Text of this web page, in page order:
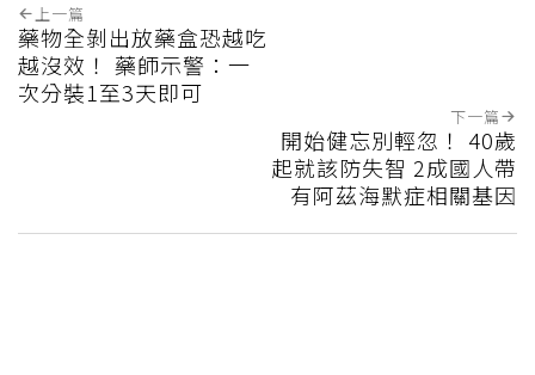
上一篇
藥物全剝出放藥盒恐越吃
越沒效！ 藥師示警：一
次分裝1至3天即可
下一篇
開始健忘別輕忽！ 40歲
起就該防失智 2成國人帶
有阿茲海默症相關基因